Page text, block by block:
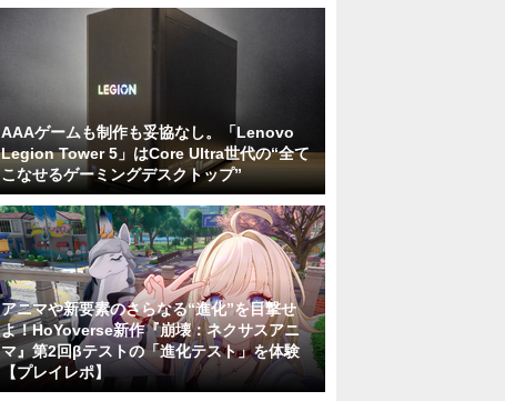
AAAゲームも制作も妥協なし。「Lenovo
Legion Tower 5」はCore Ultra世代の“全て
こなせるゲーミングデスクトップ”
アニマや新要素のさらなる“進化”を目撃せ
よ！HoYoverse新作『崩壊：ネクサスアニ
マ』第2回βテストの「進化テスト」を体験
【プレイレポ】